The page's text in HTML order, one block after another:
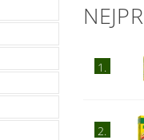
1.
2.